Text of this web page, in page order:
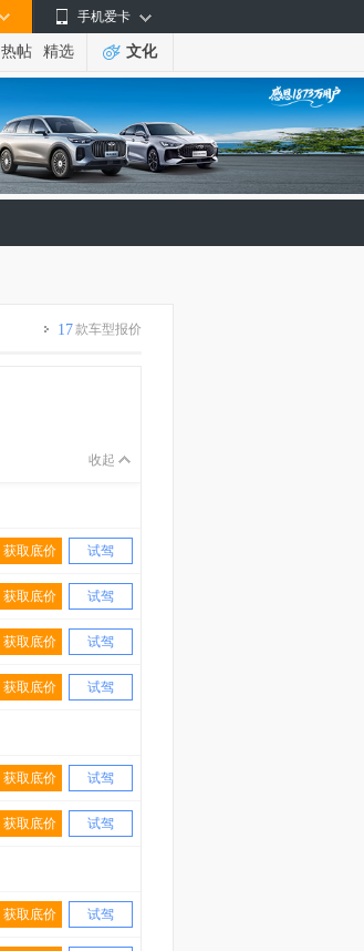
手机爱卡
热帖 精选 文化
17款车型报价
收起
获取底价 试驾
获取底价 试驾
获取底价 试驾
获取底价 试驾
获取底价 试驾
获取底价 试驾
获取底价 试驾